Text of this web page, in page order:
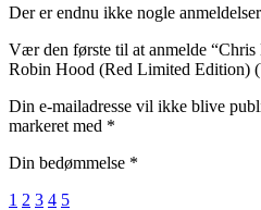
Der er endnu ikke nogle
Vær den første til at anmelde
Robin Hood (Red Limited Edition)
Din e-mailadresse vil ikke blive
markeret med *
Din bedømmelse *
1 2 3 4 5